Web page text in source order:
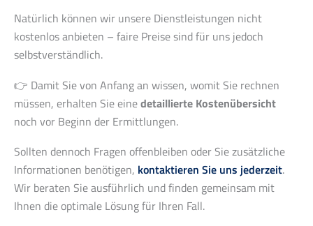
Natürlich können wir unsere Dienstleistungen nicht
kostenlos anbieten – faire Preise sind für uns jedoch
selbstverständlich.
👉 Damit Sie von Anfang an wissen, womit Sie rechnen
müssen, erhalten Sie einedetaillierte Kostenübersicht
noch vor Beginn der Ermittlungen.
Sollten dennoch Fragen offenbleiben oder Sie zusätzliche
Informationen benötigen, kontaktieren Sie uns jederzeit.
Wir beraten Sie ausführlich und finden gemeinsam mit
Ihnen die optimale Lösung für Ihren Fall.